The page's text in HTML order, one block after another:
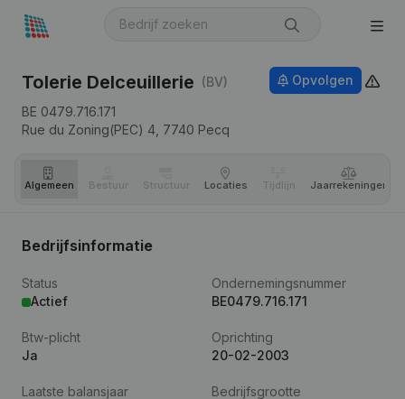
Tolerie Delceuillerie (BV)
BE 0479.716.171
Rue du Zoning(PEC) 4, 7740 Pecq
Opvolgen
Algemeen Bestuur Structuur Locaties Tijdlijn Jaar­rekeningen
Bedrijfsinformatie
Status
Actief
Ondernemingsnummer
BE0479.716.171
Btw-plicht
Ja
Oprichting
20-02-2003
Laatste balansjaar
Bedrijfsgrootte